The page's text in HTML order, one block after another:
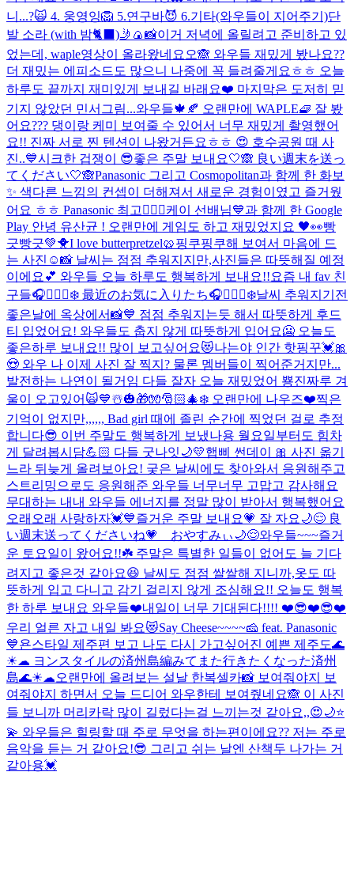
니...?🙀 4. 웅영잉🦁 5.연구바😈 6.기타(와우들이 지어주기)단
발 소라 (with 밤🐈‍⬛)🤳🍙📸이거 저녁에 올릴려고 준비하고 있
었는데, waple영상이 올라왔네요오🙈 와우들 재밌게 봤나요??
더 재밌는 에피소드도 많으니 나중에 꼭 들려줄게요ㅎㅎ 오늘
하루도 끝까지 재미있게 보내길 바래요❤️ 마지막은 도저히 믿
기지 않았던 민서그림...와우들🍁🍂 오랜만에 WAPLE🧇 잘 봤
어요??? 댕이랑 케미 보여줄 수 있어서 너무 재밌게 촬영했어
요!! 진짜 서로 찐 텐션이 나왔거든요ㅎㅎ 😍 호수공원 때 사
진..💙시크한 겁쟁이 😎좋은 주말 보내요🤍🙈 良い週末を送っ
てください🤍🙈Panasonic 그리고 Cosmopolitan과 함께 한 화보
✨ 색다른 느낌의 컨셉이 더해져서 새로운 경험이였고 즐거웠
어요 ㅎㅎ Panasonic 최고👍🏻💓케이 선배님💙과 함께 한 Google
Play 안녕 유산균 ! 오랜만에 게임도 하고 재밌었지요 🖤👀빵
긋빵긋💚🐥I love butterpretzel🥨핑쿠핑쿠해 보여서 마음에 드
는 사진☺️📸 날씨는 점점 추워지지만,사진들은 따뜻해질 예정
이에요💕 와우들 오늘 하루도 행복하게 보내요!!요즘 내 fav 친
구들🎧🧘🏻‍♀️❄️ 最近のお気に入りたち🎧🧘🏻‍♀️❄️날씨 추워지기전
좋은날에 옥상에서📸💙 점점 추워지는듯 해서 따뜻하게 후드
티 입었어요! 와우들도 춥지 않게 따뜻하게 입어요🥶 오늘도
좋은하루 보내요!! 많이 보고싶어요😻나는야 인간 핫핑꾸💓🎀
😍 와우 나 이제 사진 잘 찍지? 물론 멤버들이 찍어준거지만...
발전하는 나연이 될거임 다들 잘자 오늘 재밌었어 뿅진짜루 겨
울이 오고있어🙀💙☃️🎃🎁🧤🎅🏻🎄❄️ 오랜만에 나우즈❤️찍은
기억이 없지만,,,,,, Bad girl 때에 졸린 순간에 찍었던 걸로 추정
합니다😎 이번 주말도 행복하게 보냈나용 월요일부터도 힘차
게 달려봅시담💪🏻 다들 굿나잇🌙💛햅삐 썬데이 🎀 사진 옮기
느라 뒤늦게 올려보아요! 궂은 날씨에도 찾아와서 응원해주고
스트리밍으로도 응원해준 와우들 너무너무 고맙고 감사해요
무대하는 내내 와우들 에너지를 정말 많이 받아서 행복했어요
오래오래 사랑하자💓💙즐거운 주말 보내요💗 잘 자요🌙😌 良
い週末送ってくださいね💗 おやすみぃ🌙😌와우들~~~즐거
운 토요일이 왔어요!!☘️ 주말은 특별한 일들이 없어도 늘 기다
려지고 좋은것 같아요😆 날씨도 점점 쌀쌀해 지니까,옷도 따
뜻하게 입고 다니고 감기 걸리지 않게 조심해요!! 오늘도 행복
한 하루 보내요 와우들❤️내일이 너무 기대된다!!!! ❤️😎❤️😎❤️
우리 얼른 자고 내일 봐요😻Say Cheese~~~~🧀 feat. Panasonic
💙욘스타일 제주편 보고 나도 다시 가고싶어진 예쁜 제주도🌊
☀︎☁︎ ヨンスタイルの済州島編みてまた行きたくなった済州
島🌊☀︎☁︎오랜만에 올려보는 설날 한복셀카📸 보여줘야지 보
여줘야지 하면서 오늘 드디어 와우한테 보여줬네요🙈 이 사진
들 보니까 머리카락 많이 길렀다는걸 느끼는것 같아요,,😍🌙⭐️
💫 와우들은 힐링할 때 주로 무엇을 하는편이에요?? 저는 주로
음악을 듣는 거 같아요!😎 그리고 쉬는 날엔 산책두 나가는 거
같아용💓